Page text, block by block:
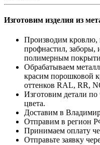
Изготовим изделия из
Производим кровлю,
профнастил, заборы,
полимерным
Обрабатываем
красим порошковой
оттенков RAL, RR,
Изготовим детали
цвета.
Доставим в
Отправим в регион
Принимаем оплату
Отправьте заявку